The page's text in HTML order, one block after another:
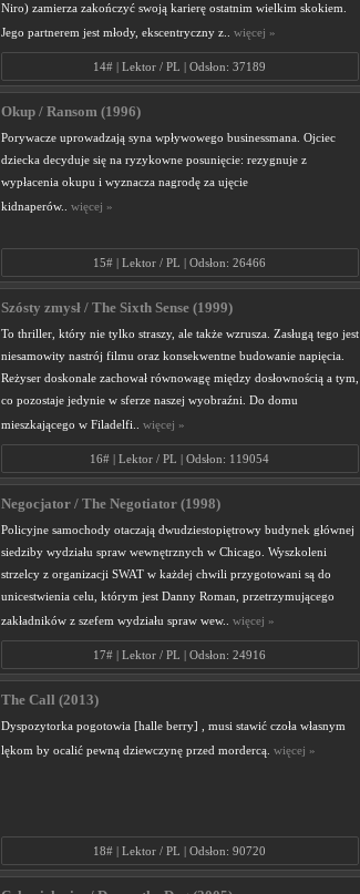
Niro) zamierza zakończyć swoją karierę ostatnim wielkim skokiem.
Jego partnerem jest młody, ekscentryczny z.. więcej »
14# | Lektor / PL | Odsłon: 37189
Okup / Ransom (1996)
Porywacze uprowadzają syna wpływowego businessmana. Ojciec
dziecka decyduje się na ryzykowne posunięcie: rezygnuje z
wypłacenia okupu i wyznacza nagrodę za ujęcie
kidnaperów.. więcej »
15# | Lektor / PL | Odsłon: 26466
Szósty zmysł / The Sixth Sense (1999)
To thriller, który nie tylko straszy, ale także wzrusza. Zasługą tego jest
niesamowity nastrój filmu oraz konsekwentne budowanie napięcia.
Reżyser doskonale zachował równowagę między dosłownością a tym,
co pozostaje jedynie w sferze naszej wyobraźni. Do domu
mieszkającego w Filadelfi.. więcej »
16# | Lektor / PL | Odsłon: 119054
Negocjator / The Negotiator (1998)
Policyjne samochody otaczają dwudziestopiętrowy budynek głównej
siedziby wydziału spraw wewnętrznych w Chicago. Wyszkoleni
strzelcy z organizacji SWAT w każdej chwili przygotowani są do
unicestwienia celu, którym jest Danny Roman, przetrzymującego
zakładników z szefem wydziału spraw wew.. więcej »
17# | Lektor / PL | Odsłon: 24916
The Call (2013)
Dyspozytorka pogotowia [halle berry] , musi stawić czoła własnym
lękom by ocalić pewną dziewczynę przed mordercą. więcej »
18# | Lektor / PL | Odsłon: 90720